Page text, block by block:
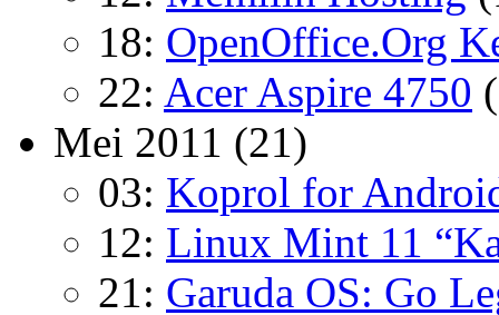
18: OpenOffice.Org
22: Acer Aspire 4750
Mei 2011 (21)
03: Koprol for
12: Linux Mint 11
21: Garuda OS: Go